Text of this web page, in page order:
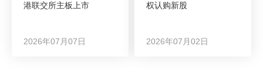
港联交所主板上市
2026年07月07日
权认购新股
2026年07月02日